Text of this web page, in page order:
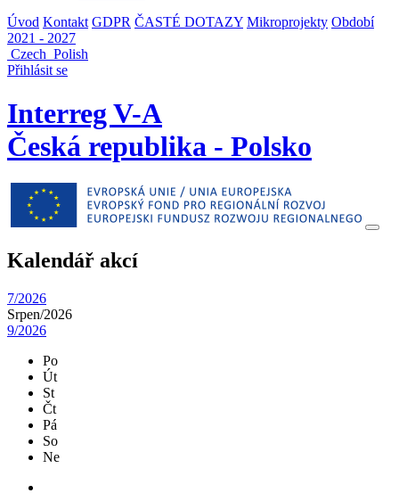
Úvod Kontakt GDPR ČASTÉ DOTAZY Mikroprojekty Období
2021 - 2027
Czech Polish
Přihlásit se
Interreg V-A
Česká republika - Polsko
Kalendář akcí
7/2026
Srpen/2026
9/2026
Po
Út
St
Čt
Pá
So
Ne